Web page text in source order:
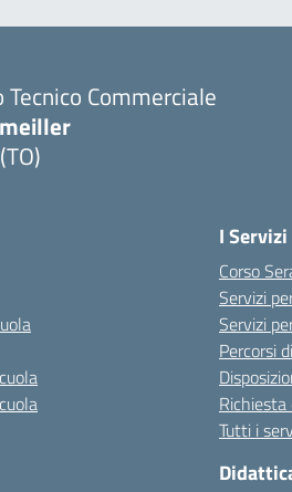
Commerciale
I Servizi
Corso
Servizi
Servizi
Percorsi
Richiesta
Tutti i